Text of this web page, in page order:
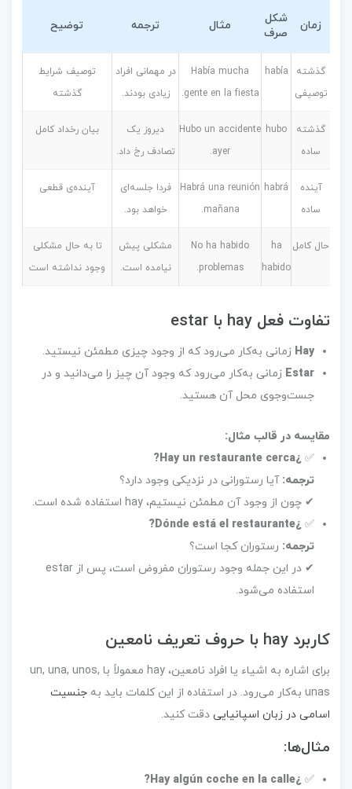
زمان
شکل
صرف
مثال ترجمه توضیح
گذشته
توصیفی
había
Había mucha
gente en la fiesta.
در مهمانی افراد
زیادی بودند.
توصیف شرایط
گذشته
گذشته
ساده
hubo
Hubo un accidente
ayer.
دیروز یک
تصادف رخ داد.
بیان رخداد کامل
آینده
ساده
habrá
Habrá una reunión
mañana.
فردا جلسه‌ای
خواهد بود.
آینده‌ی قطعی
حال کامل
ha
habido
No ha habido
problemas.
مشکلی پیش
نیامده است.
تا به حال مشکلی
وجود نداشته است
تفاوت فعل hay با estar
Hay زمانی به‌کار می‌رود که از وجود چیزی مطمئن نیستید.
Estar زمانی به‌کار می‌رود که وجود آن چیز را می‌دانید و در
جست‌وجوی محل آن هستید.
مقایسه در قالب مثال:
✅
¿Hay un restaurante cerca?
ترجمه: آیا رستورانی در نزدیکی وجود دارد؟
✔ چون از وجود آن مطمئن نیستیم، hay استفاده شده است.
✅
¿Dónde está el restaurante?
ترجمه: رستوران کجا است؟
✔ در این جمله وجود رستوران مفروض است، پس از estar
استفاده می‌شود.
کاربرد hay با حروف تعریف نامعین
برای اشاره به اشیاء یا افراد نامعین، hay معمولاً با un, una, unos,
unas به‌کار می‌رود. در استفاده از این کلمات باید به
جنسیت
اسامی در زبان اسپانیاییدقت کنید.
مثال‌ها:
✅
¿Hay algún coche en la calle?